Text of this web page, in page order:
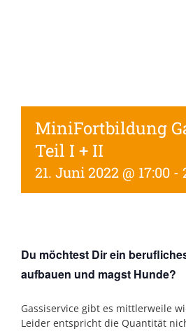
MiniFortbildung
Teil I + II
21. Juni 2022 @ 17:00 -
Du möchtest Dir ein
aufbauen und magst Hunde?
Gassiservice gibt es mittlerweile
Leider entspricht die Quantität